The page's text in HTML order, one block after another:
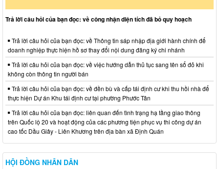
Trả lời câu hỏi của bạn đọc: về công nhận diện tích đã bỏ quy hoạch
Trả lời câu hỏi của bạn đọc: về Thông tin sáp nhập địa giới hành chính để
doanh nghiệp thực hiện hồ sơ thay đổi nội dung đăng ký chi nhánh
Trả lời câu hỏi của bạn đọc: về việc hướng dẫn thủ tục sang tên sổ đỏ khi
không còn thông tin người bán
Trả lời câu hỏi của bạn đọc: về đền bù và cấp tái định cư khi thu hồi nhà để
thực hiện Dự án Khu tái định cư tại phường Phước Tân
Trả lời câu hỏi của bạn đọc: liên quan đến tình trạng hạ tầng giao thông
trên Quốc lộ 20 và hoạt động của các phương tiện phục vụ thi công dự án
cao tốc Dầu Giây - Liên Khương trên địa bàn xã Định Quán
HỘI ĐỒNG NHÂN DÂN